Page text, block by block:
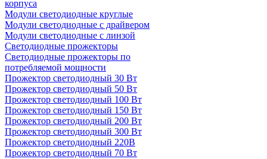
корпуса
Модули светодиодные круглые
Модули светодиодные с драйвером
Модули светодиодные с линзой
Светодиодные прожекторы
Светодиодные прожекторы по
потребляемой мощности
Прожектор светодиодный 30 Вт
Прожектор светодиодный 50 Вт
Прожектор светодиодный 100 Вт
Прожектор светодиодный 150 Вт
Прожектор светодиодный 200 Вт
Прожектор светодиодный 300 Вт
Прожектор светодиодный 220В
Прожектор светодиодный 70 Вт